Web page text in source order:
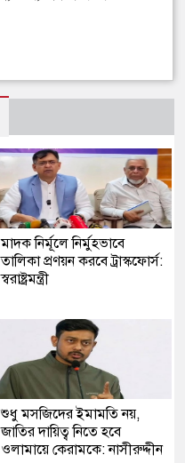
মাদক নির্মূলে নির্মুহভাবে
তালিকা প্রণয়ন করবে ট্রাস্কফোর্স:
স্বরাষ্ট্রমন্ত্রী
শুধু মসজিদের ইমামতি নয়,
জাতির দায়িত্ব নিতে হবে
ওলামায়ে কেরামকে: নাসীরুদ্দীন